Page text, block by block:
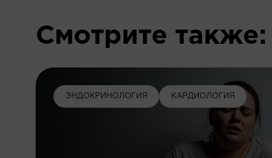
Смотрите также:
ЭНДОКРИНОЛОГИЯ КАРДИОЛОГИЯ